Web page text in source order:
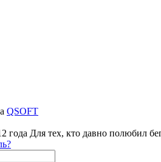
QSOFT
года Для тех, кто давно полюбил